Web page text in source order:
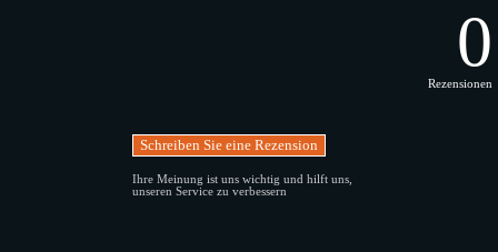
0
Rezensionen
Ihre Meinung ist uns wichtig und hilft uns,
unseren Service zu verbessern